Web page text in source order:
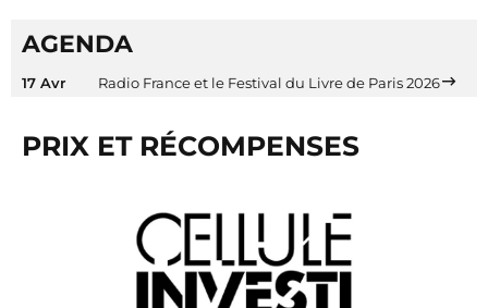
AGENDA
17 Avr Radio France et le Festival du Livre de Paris 2026
PRIX ET RÉCOMPENSES